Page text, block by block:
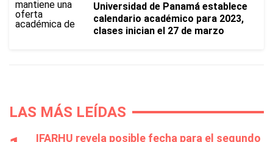
Universidad de Panamá establece
calendario académico para 2023,
clases inician el 27 de marzo
LAS MÁS LEÍDAS
IFARHU revela posible fecha para el segundo